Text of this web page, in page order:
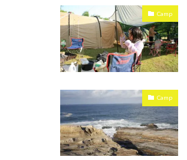
Camp
Camp